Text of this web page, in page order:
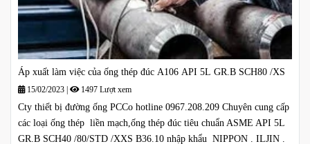
Áp xuất làm việc của ống thép đúc A106 API 5L GR.B SCH80 /XS
15/02/2023 1497 Lượt xem
Cty thiết bị đường ống PCCo hotline 0967.208.209 Chuyên cung cấp
các loại ống thép liền mạch,ống thép đúc tiêu chuẩn ASME API 5L
GR.B SCH40 /80/STD /XXS B36.10 nhập khẩu NIPPON . ILJIN .